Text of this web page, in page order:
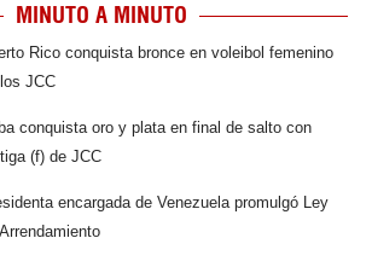
MINUTO A MINUTO
Rico conquista bronce en voleibol femenino
JCC
conquista oro y plata en final de salto con
(f) de JCC
encargada de Venezuela promulgó Ley